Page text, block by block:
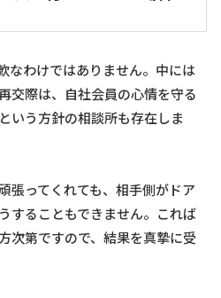
なわけではありません。中には
交際は、自社会員の心情を守る
いう方針の相談所も存在しま
張ってくれても、相手側がドア
することもできません。これば
次第ですので、結果を真摯に受